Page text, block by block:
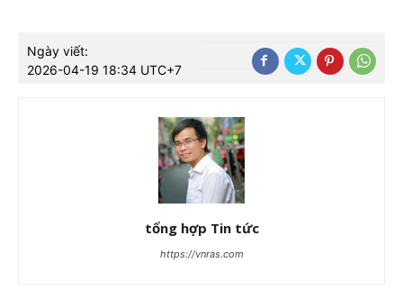
Ngày viết:
2026-04-19 18:34 UTC+7
tổng hợp Tin tức
https://vnras.com